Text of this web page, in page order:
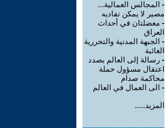
- المجالس العمالية...
مصير لا يمكن تفاديه
- معضلتان في أحداث
العراق
- الجبهة المدنية والتحررية
الغائبة
- رسالة إلى العالم بصدد
اعتقال مسؤول حملة
محاكمة صدام
- الى العمال في العالم
المزيد.....